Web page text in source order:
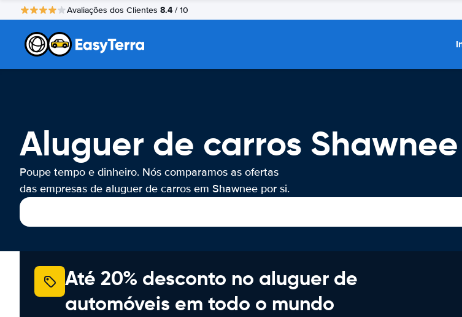
Avaliações dos Clientes 8.4 / 10
Aluguer de carros Shawnee
Poupe tempo e dinheiro. Nós comparamos as ofertas
das empresas de aluguer de carros em Shawnee por si.
Até 20% desconto no aluguer de
automóveis em todo o mundo